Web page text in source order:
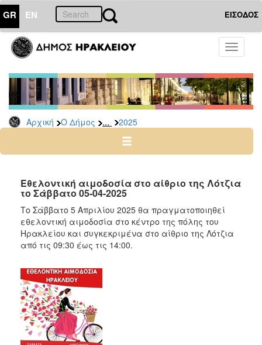
GR EN ΕΙΣΟΔΟΣ
Toggle
Αρχική Ο Δήμος ... 2025
ΔΗΜΟΣ
Δελτία
Τύπου
Αρχείο
2026
2024
2022
2021
2020
2019
2017
2016
2015
2013
Εθελοντική αιμοδοσία στο αίθριο της Λότζια
το Σάββατο 05-04-2025
Το Σάββατο 5 Απριλίου 2025 θα πραγματοποιηθεί
εθελοντική αιμοδοσία στο κέντρο της πόλης του
Ηρακλείου και συγκεκριμένα στο αίθριο της Λότζια
από τις 09:30 έως τις 14:00.